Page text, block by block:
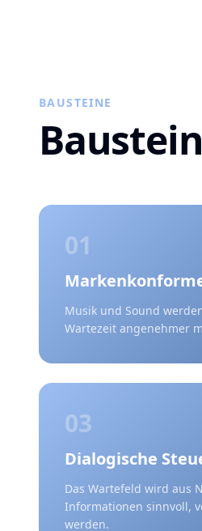
BAUSTEINE
01
Musik und Sound
Wartezeit angenehmer
03
Dialogische
Das Wartefeld wird aus
Informationen sinnvoll,
werden.